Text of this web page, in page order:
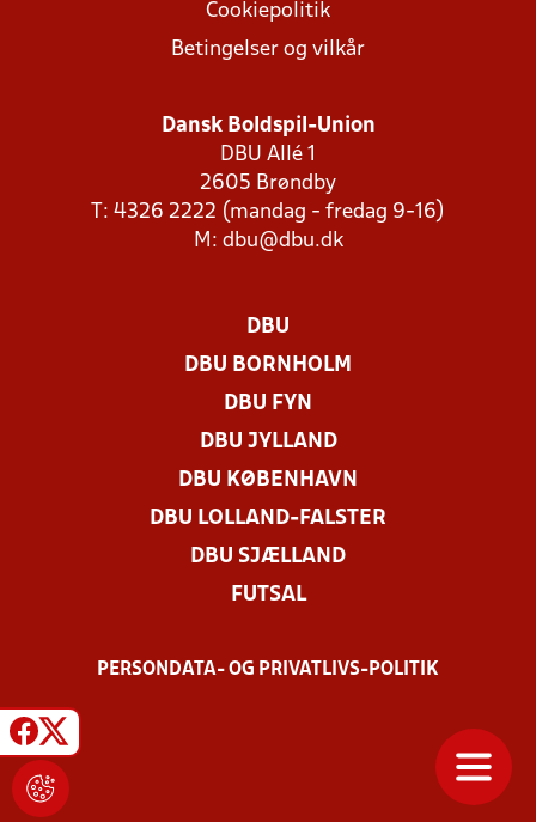
Cookiepolitik
Betingelser og vilkår
Dansk Boldspil-Union
DBU Allé 1
2605 Brøndby
T: 4326 2222 (mandag - fredag 9-16)
M: dbu@dbu.dk
DBU
DBU BORNHOLM
DBU FYN
DBU JYLLAND
DBU KØBENHAVN
DBU LOLLAND-FALSTER
DBU SJÆLLAND
FUTSAL
PERSONDATA- OG PRIVATLIVS-POLITIK